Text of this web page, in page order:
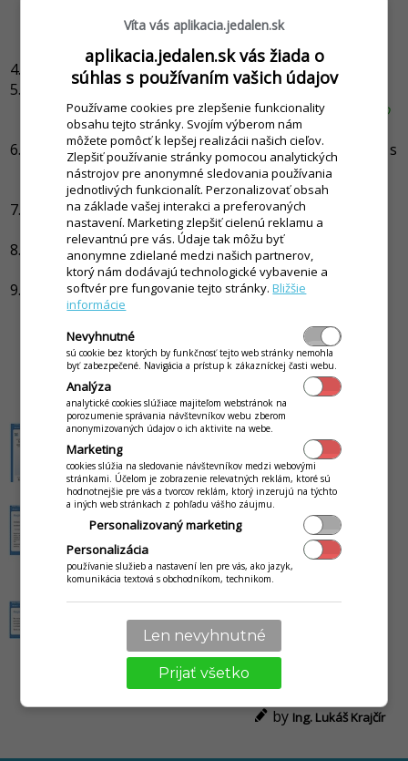
Zadajte menostravníka.
Kliknite na tlačidloUložiť.
Kliknite na možnosťPridanie ďalšieho stravníka
Zadajteregistračný kódstravníka.(Ak došlo už k
registrácii stravníka iným kontom, a bolo zmenené jeho
heslo, použite ako kód zmené heslo.)
Pre dokončenie registrácie je potrebné vypniť súhlas s
podmienkami používania webstránky, spracovaním
osobných údajov a veku.
Zadajteprihlasovací emailpre overenie registrácie
nového stravníka a kliknite na tlačidloOveriť
Otvorte si emailovú schránku a potvrďte priradenie
účtu kliknutím naDokončiť registráciu.
Po potvrdení sa zobrazí profil web. jedálne, kde vidíte
pridané kontá stravníkov.
Rovnakým spôsobom ako v bode vyššie je možné
pridaným stravníkom upraviť zobrazované meno,
kliknutím na názov skupiny. Táto je pomenovaná
prednastavene podľa čísla stravníka.
by Ing. Lukáš Krajčír
Víta vás aplikacia.jedalen.sk
aplikacia.jedalen.sk vás žiada o
súhlas s používaním vašich údajov
Používame cookies pre zlepšenie funkcionality
obsahu tejto stránky. Svojím výberom nám
môžete pomôcť k lepšej realizácii našich cieľov.
Zlepšiť používanie stránky pomocou analytických
nástrojov pre anonymné sledovania používania
jednotlivých funkcionalít. Perzonalizovať obsah
na základe vašej interakci a preferovaných
nastavení. Marketing zlepšiť cielenú reklamu a
relevantnú pre vás. Údaje tak môžu byť
anonymne zdielané medzi našich partnerov,
ktorý nám dodávajú technologické vybavenie a
softvér pre fungovanie tejto stránky.Bližšie
informácie
Nevyhnutné
sú cookie bez ktorých by funkčnosť tejto web stránky nemohla
byť zabezpečené. Navigácia a prístup k zákazníckej časti webu.
Analýza
analytické cookies slúžiace majiteľom webstránok na
porozumenie správania návštevníkov webu zberom
anonymizovaných údajov o ich aktivite na webe.
Marketing
cookies slúžia na sledovanie návštevníkov medzi webovými
stránkami. Účelom je zobrazenie relevatných reklám, ktoré sú
hodnotnejšie pre vás a tvorcov reklám, ktorý inzerujú na týchto
a iných web stránkach z pohľadu vášho záujmu.
Personalizovaný marketing
Personalizácia
používanie služieb a nastavení len pre vás, ako jazyk,
komunikácia textová s obchodníkom, technikom.
Len nevyhnutné
Prijať všetko